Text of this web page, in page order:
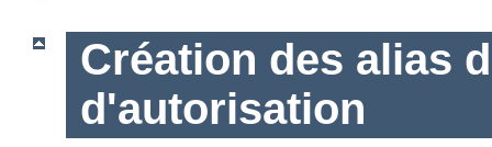
Création des alias
d'autorisation